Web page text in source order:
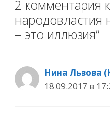
2 комментария
народовластия
– это иллюзия”
Нина Львова
18.09.2017 в